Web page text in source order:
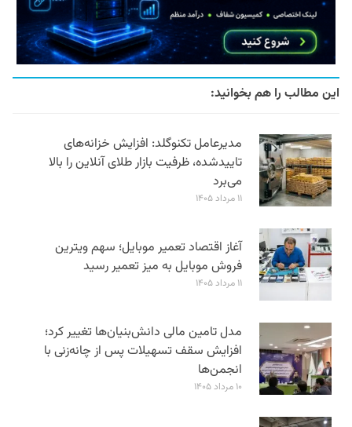
این مطالب را هم بخوانید:
مدیرعامل تکنوگلد: افزایش خزانه‌های
تاییدشده، ظرفیت بازار طلای آنلاین را بالا
می‌برد
۱۱ مرداد ۱۴۰۵
آغاز اقتصاد تعمیر موبایل؛ سهم ویترین
فروش موبایل به میز تعمیر رسید
۱۱ مرداد ۱۴۰۵
مدل تامین مالی دانش‌بنیان‌ها تغییر کرد؛
افزایش سقف تسهیلات پس از چانه‌زنی با
انجمن‌ها
۱۰ مرداد ۱۴۰۵